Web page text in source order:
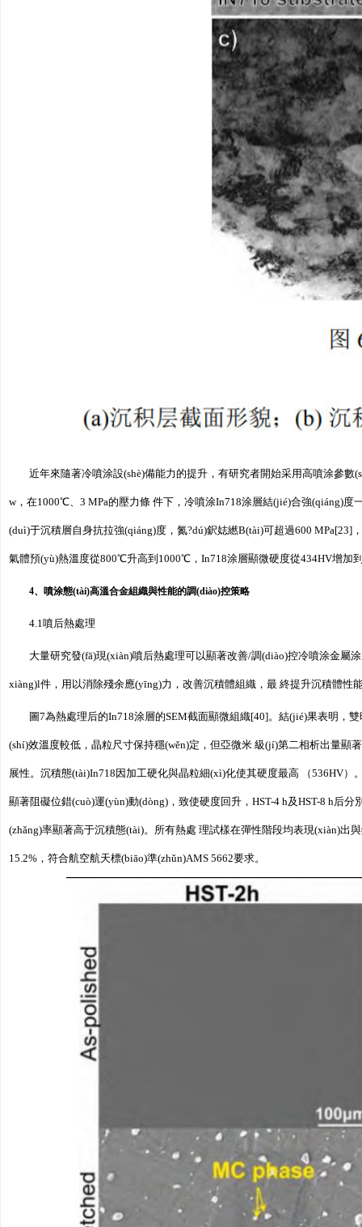
近年來隨著冷噴涂設(shè)備能力的提升，有研究者開始采用高噴涂參
w，在1000℃、3 MPa的壓力條 件下，冷噴涂In718涂層結(jié)合強(qiáng)度
(duì)于沉積層自身抗拉強(qiáng)度，氮?dú)鈬娡繎B(tài)可超過600 MPa[23]
氣體預(yù)熱溫度從800℃升高到1000℃，In718涂層顯微硬度從434HV增加
4、噴涂態(tài)高溫合金組織與性能的調(diào)控策略
4.1噴后熱處理
大量研究發(fā)現(xiàn)噴后熱處理可以顯著改善/調(diào)控冷噴涂金屬
xiàng)l件，用以消除殘余應(yīng)力，改善沉積體組織，最 終提升沉積體
圖7為熱處理后的In718涂層的SEM截面顯微組織[40]。結(jié)果表明，
(shí)效溫度較低，晶粒尺寸保持穩(wěn)定，但亞微米 級(jí)第二相析出量
展性。沉積態(tài)In718因加工硬化與晶粒細(xì)化使其硬度最高 （536HV）
顯著阻礙位錯(cuò)運(yùn)動(dòng)，致使硬度回升，HST-4 h及HST-8 h后
(zhǎng)率顯著高于沉積態(tài)。所有熱處 理試樣在彈性階段均表現(xiàn)出
15.2%，符合航空航天標(biāo)準(zhǔn)AMS 5662要求。